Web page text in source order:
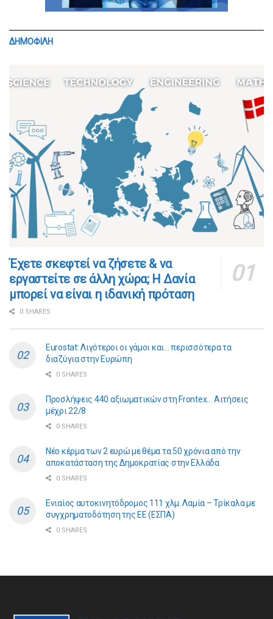
ΔΗΜΟΦΙΛΗ
​​Έχετε σκεφτεί να ζήσετε & να
εργαστείτε σε άλλη χώρα; Η Δανία
μπορεί να είναι η ιδανική πρόταση
0 SHARES
Eurostat: Λιγότεροι οι γάμοι και… περισσότερα τα
διαζύγια στην Ευρώπη
0 SHARES
Προσλήψεις 440 αξιωματικών στη Frontex… Αιτήσεις
μέχρι 22/8
0 SHARES
Νέο κέρμα των 2 ευρώ με θέμα τα 50 χρόνια από την
αποκατάσταση της Δημοκρατίας στην Ελλάδα
0 SHARES
Ενιαίος αυτοκινητόδρομος 111 χλμ. Λαμία – Τρίκαλα με
συγχρηματοδότηση της ΕE (ΕΣΠΑ)
0 SHARES